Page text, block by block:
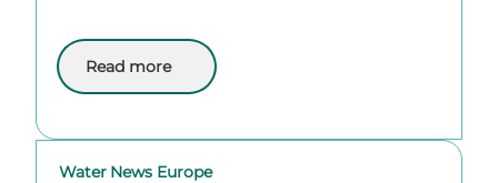
Read more
about Via Donau
Water News Europe